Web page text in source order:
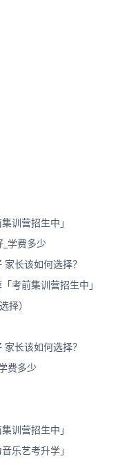
训营招生中」
学费多少
长该如何选择？
考前集训营招生中」
择）
长该如何选择？
费多少
训营招生中」
乐艺考升学」